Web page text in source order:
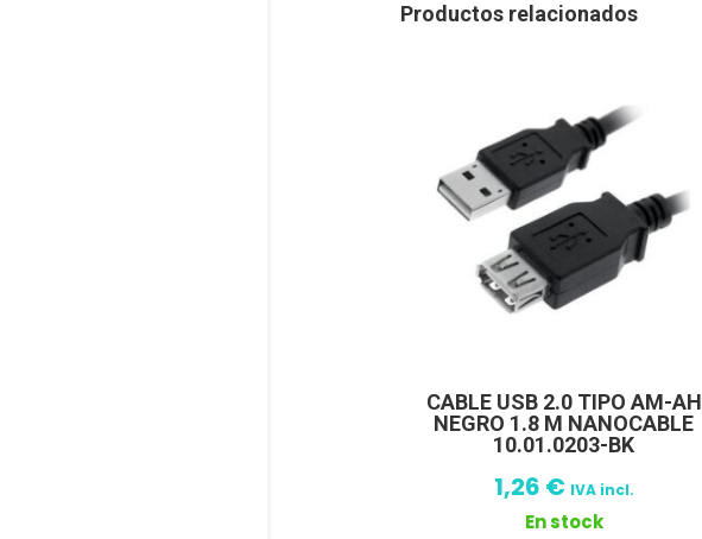
Productos relacionados
CABLE USB 2.0 TIPO AM-AH
NEGRO 1.8 M NANOCABLE
10.01.0203-BK
1,26 € IVA incl.
En stock